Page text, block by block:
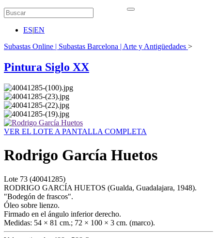
ES|EN
Subastas Online | Subastas Barcelona | Arte y Antigüedades >
Pintura Siglo XX
VER EL LOTE A PANTALLA COMPLETA
Rodrigo García Huetos
Lote 73 (40041285)
RODRIGO GARCÍA HUETOS (Gualda, Guadalajara, 1948).
"Bodegón de frascos".
Óleo sobre lienzo.
Firmado en el ángulo inferior derecho.
Medidas: 54 × 81 cm.; 72 × 100 × 3 cm. (marco).